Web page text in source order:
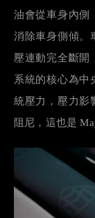
油會從車身內側
消除車身側傾。
壓連動完全斷開
系統的核心為中
統壓力，壓力影
阻尼，這也是